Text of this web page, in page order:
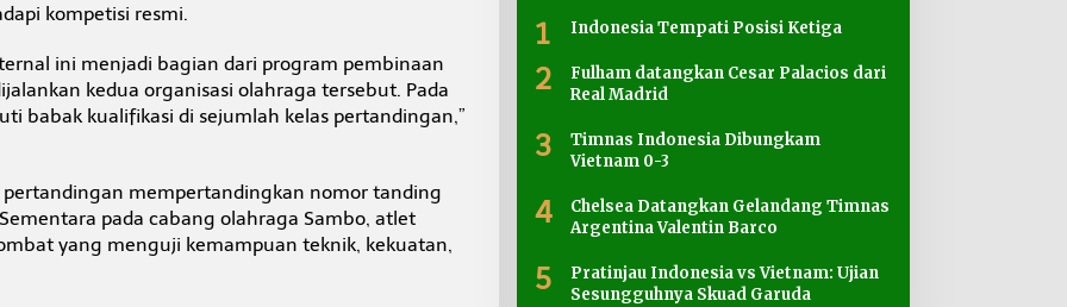
kompetisi resmi.
ini menjadi bagian dari program pembinaan
kedua organisasi olahraga tersebut. Pada
babak kualifikasi di sejumlah kelas pertandingan,”
mempertandingkan nomor tanding
pada cabang olahraga Sambo, atlet
yang menguji kemampuan teknik, kekuatan,
1 Indonesia Tempati Posisi Ketiga
2
Fulham datangkan Cesar Palacios dari
Real Madrid
3
Timnas Indonesia Dibungkam
Vietnam 0-3
4
Chelsea Datangkan Gelandang Timnas
Argentina Valentin Barco
5
Pratinjau Indonesia vs Vietnam: Ujian
Sesungguhnya Skuad Garuda